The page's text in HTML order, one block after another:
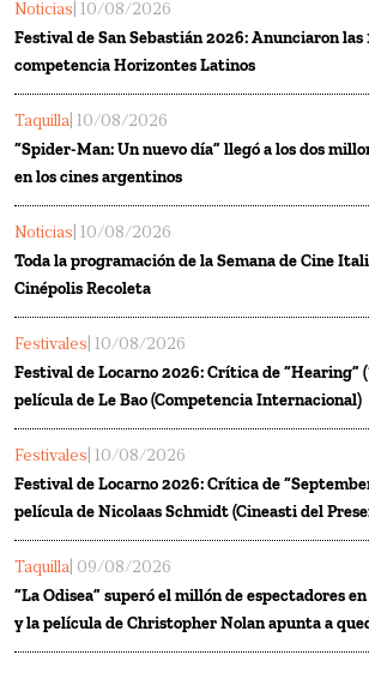
Noticias | 10/08/2026
Festival de San Sebastián 2026: Anunciaron las
competencia Horizontes Latinos
Taquilla | 10/08/2026
“Spider-Man: Un nuevo día” llegó a los dos
en los cines argentinos
Noticias | 10/08/2026
Toda la programación de la Semana de Cine
Cinépolis Recoleta
Festivales | 10/08/2026
Festival de Locarno 2026: Crítica de “Hearing”
película de Le Bao (Competencia Internacional)
Festivales | 10/08/2026
Festival de Locarno 2026: Crítica de
película de Nicolaas Schmidt (Cineasti del
Taquilla | 09/08/2026
“La Odisea” superó el millón de espectadores
y la película de Christopher Nolan apunta a